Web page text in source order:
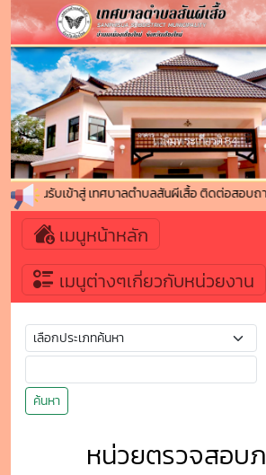
ดีต้อนรับเข้าสู่ เทศบาลตำบลสันผีเสื้อ ติดต่อสอบถาม
เมนูหน้าหลัก
เมนูต่างๆเกี่ยวกับหน่วยงาน
ค้นหา
หน่วยตรวจสอบ